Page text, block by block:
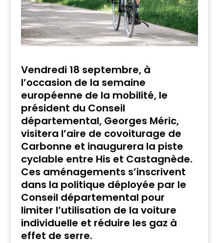
Vendredi 18 septembre, à
l’occasion de la semaine
européenne de la mobilité, le
président du Conseil
départemental, Georges Méric,
visitera l’aire de covoiturage de
Carbonne et inaugurera la piste
cyclable entre His et Castagnède.
Ces aménagements s’inscrivent
dans la politique déployée par le
Conseil départemental pour
limiter l’utilisation de la voiture
individuelle et réduire les gaz à
effet de serre.